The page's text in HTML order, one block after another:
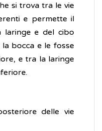
si trova tra le vie
e permette il
laringe e del cibo
la bocca e le fosse
e tra la laringe
delle vie